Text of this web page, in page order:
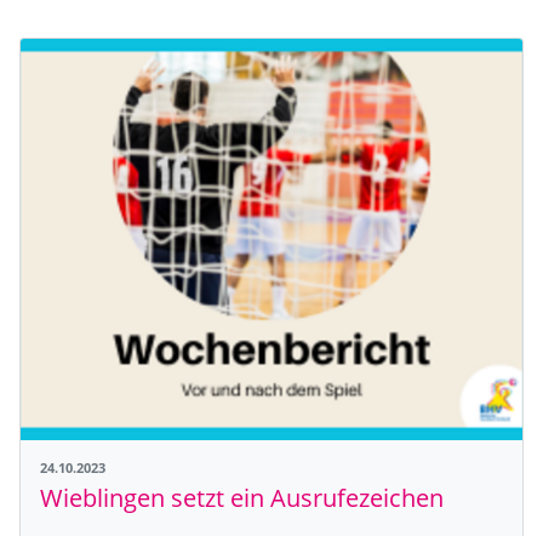
24.10.2023
Wieblingen setzt ein Ausrufezeichen